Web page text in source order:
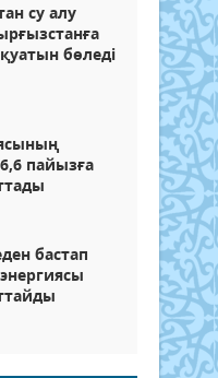
су алу
бөледі
пайызға
бастап